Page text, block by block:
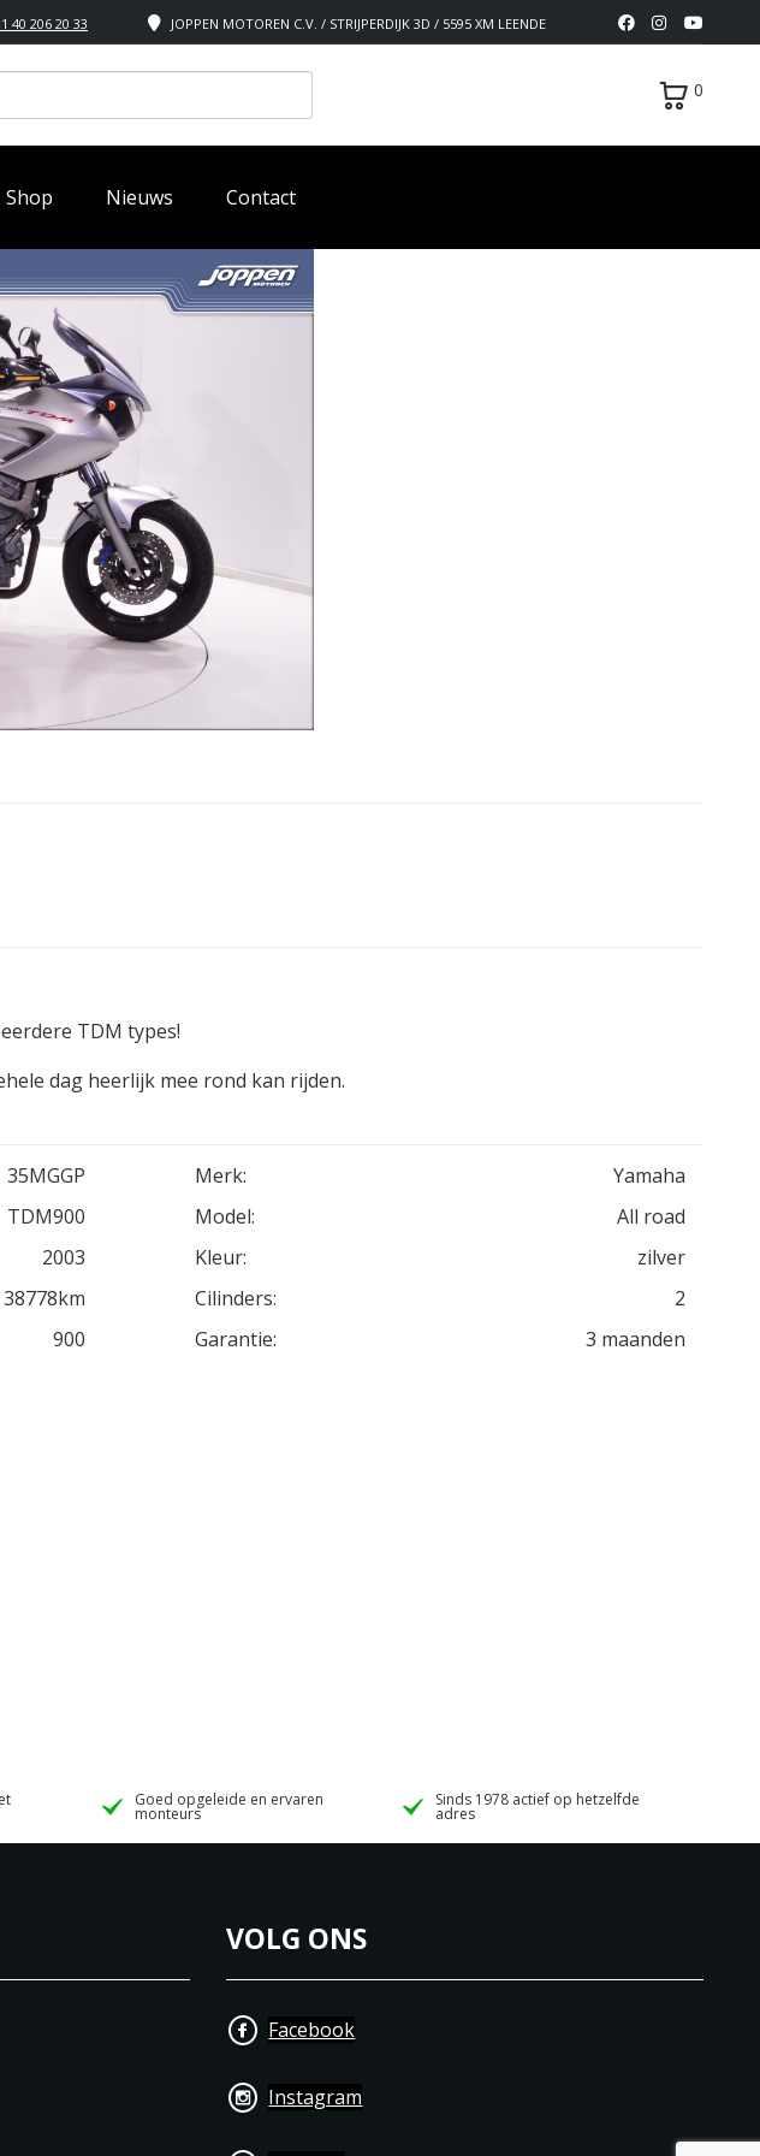
JOPPEN MOTOREN C.V. / STRIJPERDIJK 3D / 5595 XM LEENDE
40 206 20 33
0
Shop Nieuws Contact
TDM types!
dag heerlijk mee rond kan rijden.
35MGGP Merk:
Yamaha
TDM900 Model:
All road
2003 Kleur:
zilver
38778km Cilinders:
2
900 Garantie: 3 maanden
Goed opgeleide en ervaren
monteurs
Sinds 1978 actief op hetzelfde
adres
VOLG ONS
Facebook
Instagram